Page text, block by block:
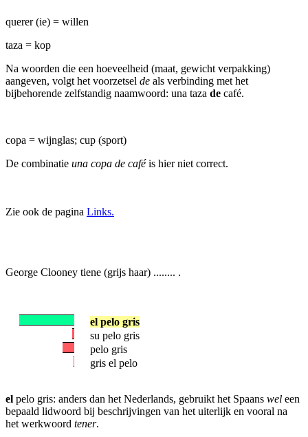
querer (ie) = willen
taza = kop
Na woorden die een hoeveelheid (maat, gewicht verpakking)
aangeven, volgt het voorzetsel de als verbinding met het
bijbehorende zelfstandig naamwoord: una taza de café.
copa = wijnglas; cup (sport)
De combinatie una copa de caféis hier niet correct.
Zie ook de pagina Links.
George Clooney tiene (grijs haar) ........ .
el pelo gris
su pelo gris
pelo gris
gris el pelo
el pelo gris: anders dan het Nederlands, gebruikt het Spaans wel een
bepaald lidwoord bij beschrijvingen van het uiterlijk en vooral na
het werkwoord tener.